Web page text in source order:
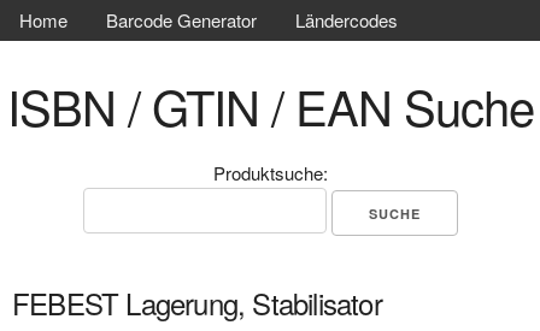
Home Barcode Generator Ländercodes
ISBN / GTIN / EAN Suche
Produktsuche:
FEBEST Lagerung, Stabilisator